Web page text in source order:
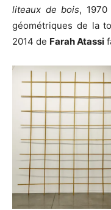
liteaux de bois, 1970
géométriques de la
2014 de Farah Atassi